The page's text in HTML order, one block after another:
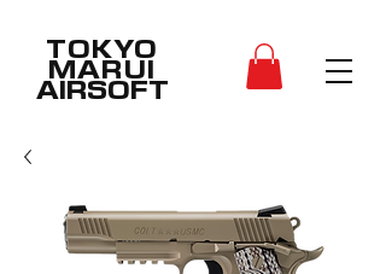
TOKYO
MARUI
AIRSOFT